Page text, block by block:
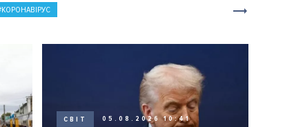
КОРОНАВІРУС
СВІТ 05.08.2026 10:41